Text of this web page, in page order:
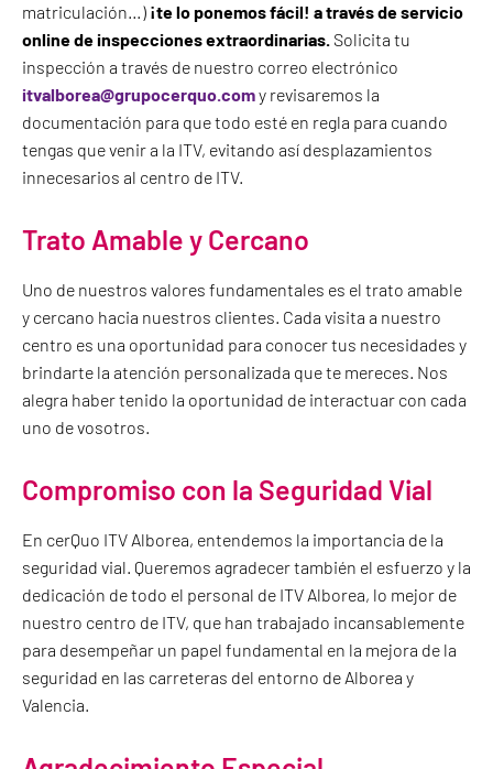
matriculación…) ¡te lo ponemos fácil! a través de servicio
online de inspecciones extraordinarias. Solicita tu
inspección a través de nuestro correo electrónico
itvalborea@grupocerquo.comy revisaremos la
documentación para que todo esté en regla para cuando
tengas que venir a la ITV, evitando así desplazamientos
innecesarios al centro de ITV.
Trato Amable y Cercano
Uno de nuestros valores fundamentales es el trato amable
y cercano hacia nuestros clientes. Cada visita a nuestro
centro es una oportunidad para conocer tus necesidades y
brindarte la atención personalizada que te mereces. Nos
alegra haber tenido la oportunidad de interactuar con cada
uno de vosotros.
Compromiso con la Seguridad Vial
En cerQuo ITV Alborea, entendemos la importancia de la
seguridad vial. Queremos agradecer también el esfuerzo y la
dedicación de todo el personal de ITV Alborea, lo mejor de
nuestro centro de ITV, que han trabajado incansablemente
para desempeñar un papel fundamental en la mejora de la
seguridad en las carreteras del entorno de Alborea y
Valencia.